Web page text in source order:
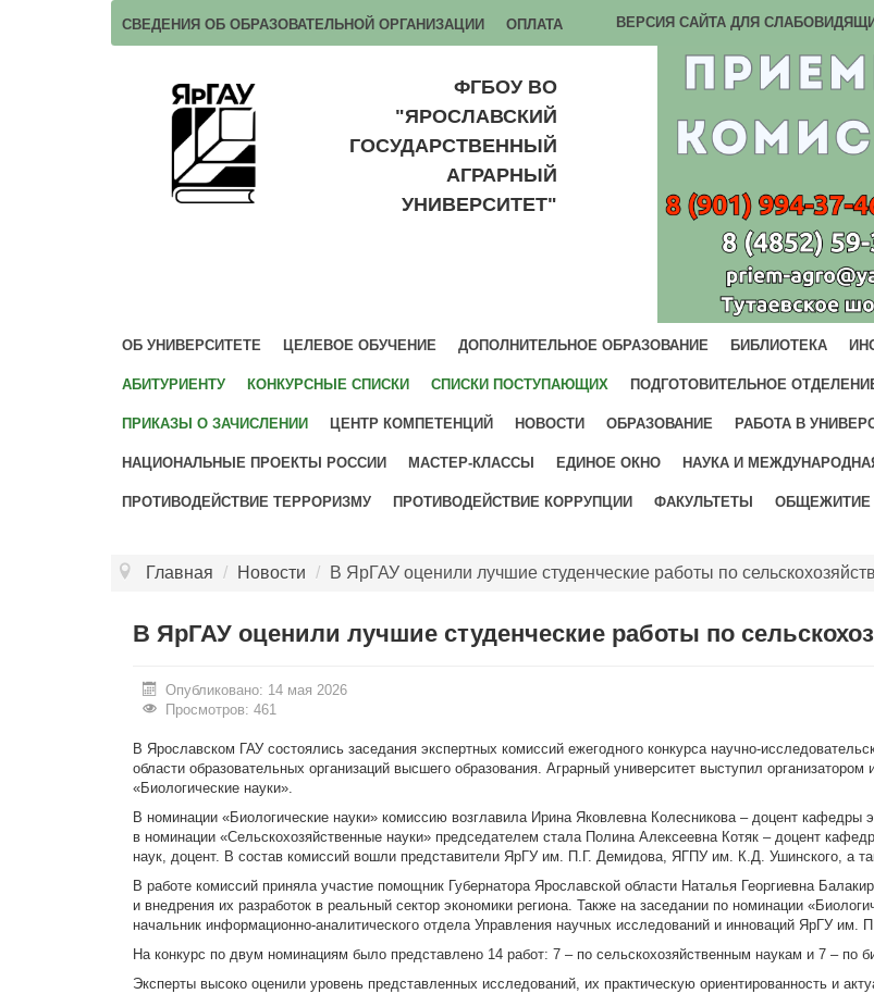
СВЕДЕНИЯ ОБ ОБРАЗОВАТЕЛЬНОЙ ОРГАНИЗАЦИИ ОПЛАТА ВЕРСИЯ САЙТА ДЛЯ
ФГБОУ ВО
"ЯРОСЛАВСКИЙ
ГОСУДАРСТВЕННЫЙ
АГРАРНЫЙ
УНИВЕРСИТЕТ"
ОБ УНИВЕРСИТЕТЕ ЦЕЛЕВОЕ ОБУЧЕНИЕ ДОПОЛНИТЕЛЬНОЕ ОБРАЗОВАНИЕ БИБЛИОТЕКА
АБИТУРИЕНТУ КОНКУРСНЫЕ СПИСКИ СПИСКИ ПОСТУПАЮЩИХ ПОДГОТОВИТЕЛЬНОЕ
ПРИКАЗЫ О ЗАЧИСЛЕНИИ ЦЕНТР КОМПЕТЕНЦИЙ НОВОСТИ ОБРАЗОВАНИЕ РАБОТА В
НАЦИОНАЛЬНЫЕ ПРОЕКТЫ РОССИИ МАСТЕР-КЛАССЫ ЕДИНОЕ ОКНО НАУКА И
ПРОТИВОДЕЙСТВИЕ ТЕРРОРИЗМУ ПРОТИВОДЕЙСТВИЕ КОРРУПЦИИ ФАКУЛЬТЕТЫ ОБЩЕЖИТИЕ
Главная / Новости / В ЯрГАУ оценили лучшие студенческие работы по
В ЯрГАУ оценили лучшие студенческие работы по
Опубликовано: 14 мая 2026
Просмотров: 461
В Ярославском ГАУ состоялись заседания экспертных комиссий ежегодного конкурса научно-
области образовательных организаций высшего образования. Аграрный университет выступил
«Биологические науки».
В номинации «Биологические науки» комиссию возглавила Ирина Яковлевна Колесникова – доцент кафедры
в номинации «Сельскохозяйственные науки» председателем стала Полина Алексеевна Котяк – доцент
наук, доцент. В состав комиссий вошли представители ЯрГУ им. П.Г. Демидова, ЯГПУ им. К.Д. Ушинского, а
В работе комиссий приняла участие помощник Губернатора Ярославской области Наталья Георгиевна
и внедрения их разработок в реальный сектор экономики региона. Также на заседании по номинации
начальник информационно-аналитического отдела Управления научных исследований и инноваций ЯрГУ им.
На конкурс по двум номинациям было представлено 14 работ: 7 – по сельскохозяйственным наукам и 7 – по
Эксперты высоко оценили уровень представленных исследований, их практическую ориентированность и